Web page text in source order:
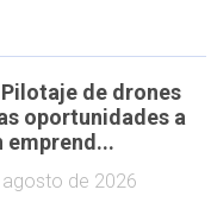
de drones
oportunidades a
emprend...
de 2026